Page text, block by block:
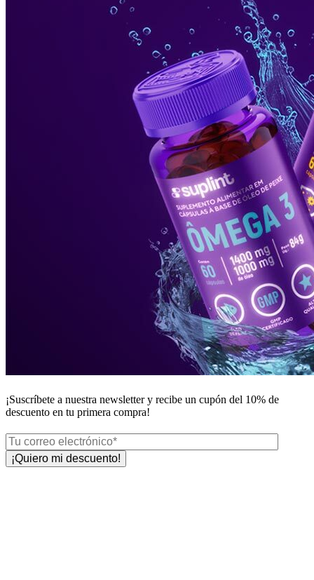
¡Suscríbete a nuestra newsletter y recibe un cupón del 10% de
descuento en tu primera compra!